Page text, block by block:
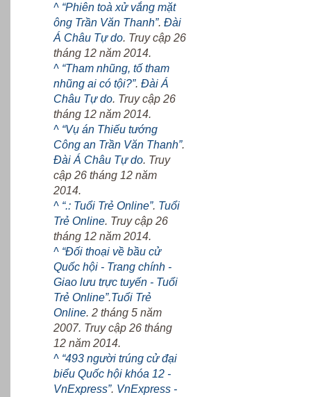
^ “Phiên toà xử vắng mặt
ông Trần Văn Thanh”. Đài
Á Châu Tự do. Truy cập 26
tháng 12 năm 2014.
^ “Tham nhũng, tố tham
nhũng ai có tội?”. Đài Á
Châu Tự do. Truy cập 26
tháng 12 năm 2014.
^ “Vụ án Thiếu tướng
Công an Trần Văn Thanh”.
Đài Á Châu Tự do. Truy
cập 26 tháng 12 năm
2014.
^ “.: Tuổi Trẻ Online”. Tuổi
Trẻ Online. Truy cập 26
tháng 12 năm 2014.
^ “Đối thoại về bầu cử
Quốc hội - Trang chính -
Giao lưu trực tuyến - Tuổi
Trẻ Online”.Tuổi Trẻ
Online. 2 tháng 5 năm
2007. Truy cập 26 tháng
12 năm 2014.
^ “493 người trúng cử đại
biểu Quốc hội khóa 12 -
VnExpress”. VnExpress -